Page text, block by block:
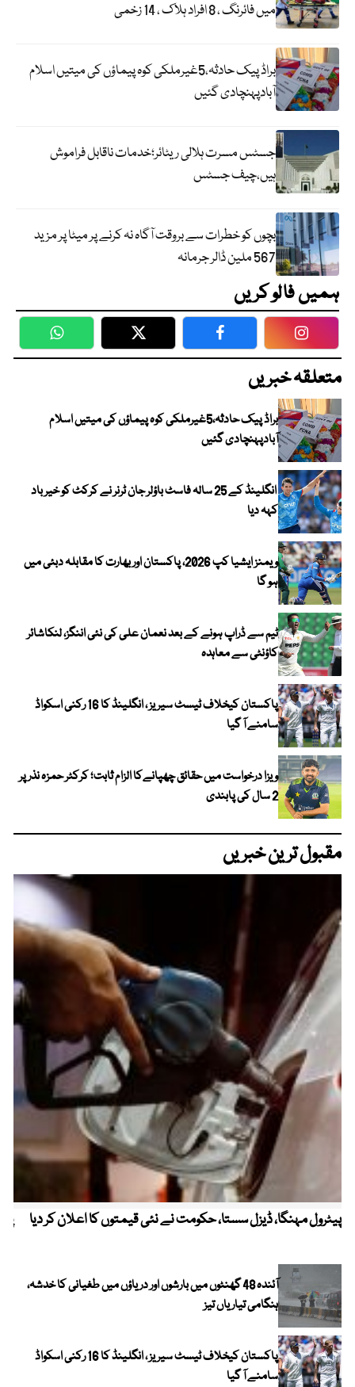
میں فائرنگ ، 8 افراد ہلاک ، 14 زخمی
براڈ پیک حادثہ،5غیرملکی کوہ پیماؤں کی میتیں اسلام
آبادپہنچادی گئیں
جسٹس مسرت ہلالی ریٹائر؛خدمات ناقابل فراموش
ہیں،چیف جسٹس
بچوں کو خطرات سے بروقت آگاہ نہ کرنے پر میٹا پر مزید
567 ملین ڈالر جرمانہ
ہمیں فالو کریں
WhatsApp Twitter Facebook
متعلقہ خبریں
براڈ پیک حادثہ،5غیرملکی کوہ پیماؤں کی میتیں اسلام
آبادپہنچادی گئیں
انگلینڈ کے 25 سالہ فاسٹ باؤلر جان ٹرنر نے کرکٹ کو خیر باد
کہہ دیا
ویمنز ایشیا کپ 2026، پاکستان اور بھارت کا مقابلہ دبئی میں
ہو گا
ٹیم سے ڈراپ ہونے کے بعد نعمان علی کی نئی اننگز، لنکاشائر
کاؤنٹی سے معاہدہ
پاکستان کیخلاف ٹیسٹ سیریز ، انگلینڈ کا 16 رکنی اسکواڈ
سامنے آ گیا
ویزا درخواست میں حقائق چھپانےکا الزام ثابت؛ کرکٹر حمزہ نذر پر
2 سال کی پابندی
مقبول ترین خبریں
پیٹرول مہنگا، ڈیزل سستا، حکومت نے نئی قیمتوں کا اعلان کر دیا
آئندہ 48 گھنٹوں میں بارشوں اور دریاؤں میں طغیانی کا خدشہ،
ہنگامی تیاریاں تیز
پاکستان کیخلاف ٹیسٹ سیریز ، انگلینڈ کا 16 رکنی اسکواڈ
سامنے آ گیا